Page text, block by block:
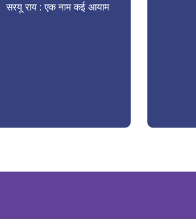
सरयू राय : एक नाम कई आयाम